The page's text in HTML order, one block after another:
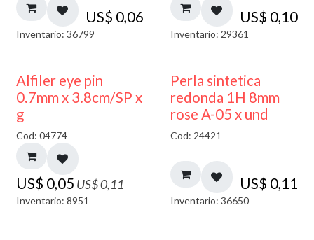
US$ 0,06
Inventario: 36799
US$ 0,10
Inventario: 29361
50% DESCUENTO
Alfiler eye pin
0.7mm x 3.8cm/SP x
g
Cod: 04774
US$ 0,05US$0,11
Inventario: 8951
Perla sintetica
redonda 1H 8mm
rose A-05 x und
Cod: 24421
US$ 0,11
Inventario: 36650